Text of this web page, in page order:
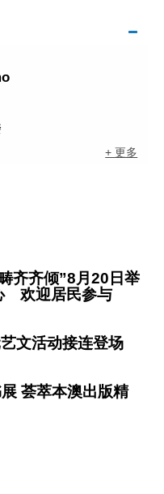
+ 更多
齐齐倾”8月20日举
欢迎居民参与
文活动接连登场
荟萃本澳出版精